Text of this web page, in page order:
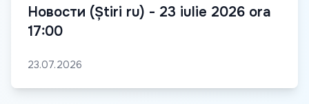
Новости (Știri ru) - 23 iulie 2026 ora
17:00
23.07.2026